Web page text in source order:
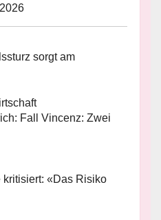
sorgt am
Fall Vincenz: Zwei
kritisiert: «Das Risiko